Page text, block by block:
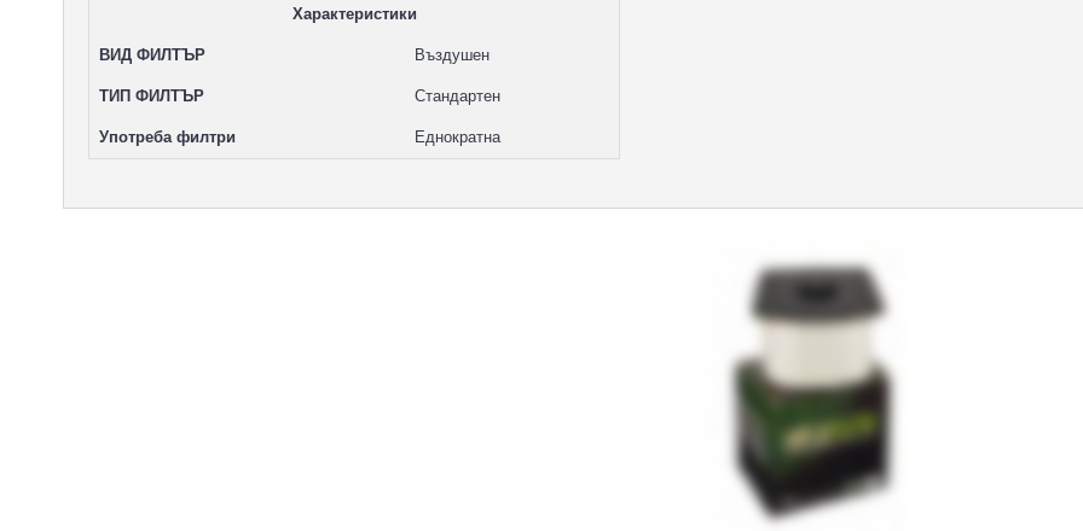
Характеристики
ВИД ФИЛТЪР Въздушен
ТИП ФИЛТЪР Стандартен
Употреба филтри Еднократна